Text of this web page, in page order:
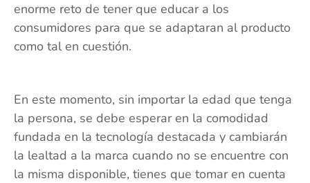
enorme reto de tener que educar a los
consumidores para que se adaptaran al producto
como tal en cuestión.
En este momento, sin importar la edad que tenga
la persona, se debe esperar en la comodidad
fundada en la tecnología destacada y cambiarán
la lealtad a la marca cuando no se encuentre con
la misma disponible, tienes que tomar en cuenta